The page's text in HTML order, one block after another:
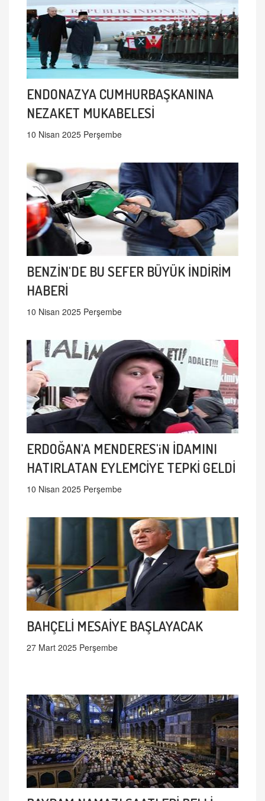
ENDONAZYA CUMHURBAŞKANINA
NEZAKET MUKABELESİ
10 Nisan 2025 Perşembe
BENZİN'DE BU SEFER BÜYÜK İNDİRİM
HABERİ
10 Nisan 2025 Perşembe
ERDOĞAN'A MENDERES'iN İDAMINI
HATIRLATAN EYLEMCİYE TEPKİ GELDİ
10 Nisan 2025 Perşembe
BAHÇELİ MESAİYE BAŞLAYACAK
27 Mart 2025 Perşembe